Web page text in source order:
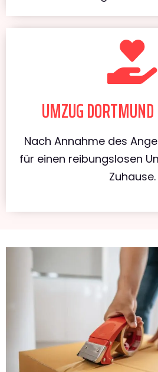
UMZUG
Nach Annahme des
für einen reibungslosen
Zuhause.